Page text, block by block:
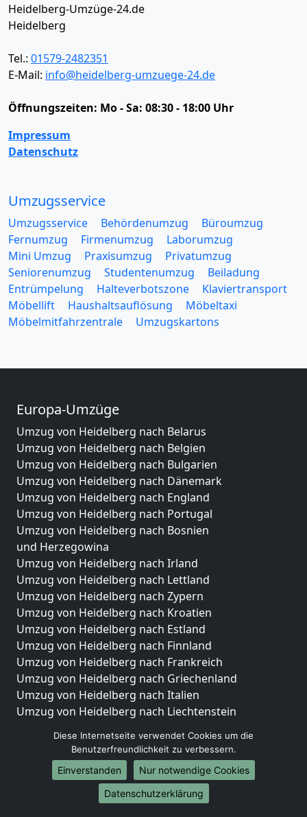
Heidelberg-Umzüge-24.de
Heidelberg
Tel.: 01579-2482351
E-Mail: info@heidelberg-umzuege-24.de
Öffnungszeiten: Mo - Sa: 08:30 - 18:00 Uhr
Impressum
Datenschutz
Umzugsservice
Umzugsservice Behördenumzug
Büroumzug
Fernumzug
Firmenumzug
Laborumzug
Mini Umzug
Praxisumzug
Privatumzug
Seniorenumzug
Studentenumzug
Beiladung
Entrümpelung
Halteverbotszone
Klaviertransport
Möbellift
Haushaltsauflösung
Möbeltaxi
Möbelmitfahrzentrale
Umzugskartons
Europa-Umzüge
Umzug von Heidelberg nach Belarus
Umzug von Heidelberg nach Belgien
Umzug von Heidelberg nach Bulgarien
Umzug von Heidelberg nach Dänemark
Umzug von Heidelberg nach England
Umzug von Heidelberg nach Portugal
Umzug von Heidelberg nach Bosnien
und Herzegowina
Umzug von Heidelberg nach Irland
Umzug von Heidelberg nach Lettland
Umzug von Heidelberg nach Zypern
Umzug von Heidelberg nach Kroatien
Umzug von Heidelberg nach Estland
Umzug von Heidelberg nach Finnland
Umzug von Heidelberg nach Frankreich
Umzug von Heidelberg nach Griechenland
Umzug von Heidelberg nach Italien
Umzug von Heidelberg nach Liechtenstein
Umzug von Heidelberg nach Niederlande
Umzug von Heidelberg nach Norwegen
Umzüge-Deutschlandweit
Diese Internetseite verwendet Cookies um die
Benutzerfreundlichkeit zu verbessern.
Einverstanden
Nur notwendige Cookies
Datenschutzerklärung